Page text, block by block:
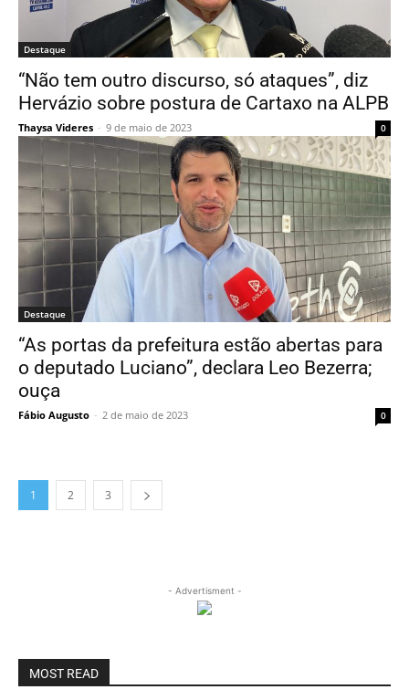
Destaque
“Não tem outro discurso, só ataques”, diz
Hervázio sobre postura de Cartaxo na ALPB
Thaysa Videres - 9 de maio de 2023 0
Destaque
“As portas da prefeitura estão abertas para
o deputado Luciano”, declara Leo Bezerra;
ouça
Fábio Augusto - 2 de maio de 2023 0
1 2 3
- Advertisment -
MOST READ